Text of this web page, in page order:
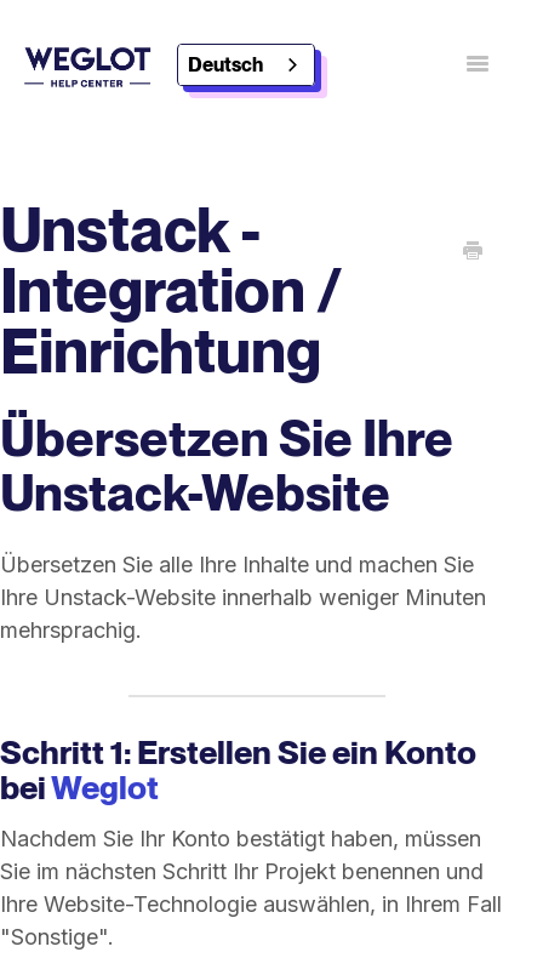
Deutsch
Unstack -
Integration /
Einrichtung
Übersetzen Sie Ihre
Unstack-Website
Übersetzen Sie alle Ihre Inhalte und machen Sie
Ihre Unstack-Website innerhalb weniger Minuten
mehrsprachig.
Schritt 1: Erstellen Sie ein Konto
beiWeglot
Nachdem Sie Ihr Konto bestätigt haben, müssen
Sie im nächsten Schritt Ihr Projekt benennen und
Ihre Website-Technologie auswählen, in Ihrem Fall
"Sonstige".